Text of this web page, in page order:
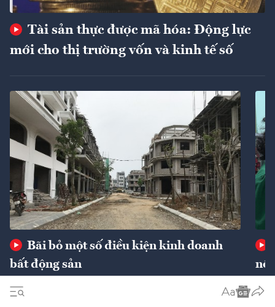
Tài sản thực được mã hóa: Động lực
mới cho thị trường vốn và kinh tế số
Bãi bỏ một số điều kiện kinh doanh
bất động sản